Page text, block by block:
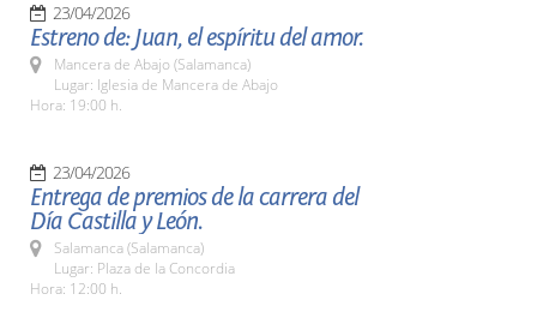
23/04/2026
Estreno de: Juan, el espíritu del amor.
Mancera de Abajo (Salamanca)
Lugar: Iglesia de Mancera de Abajo
Hora: 19:00 h.
23/04/2026
Entrega de premios de la carrera del
Día Castilla y León.
Salamanca (Salamanca)
Lugar: Plaza de la Concordia
Hora: 12:00 h.